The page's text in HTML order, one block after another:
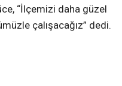
“İlçemizi daha güzel
çalışacağız” dedi.